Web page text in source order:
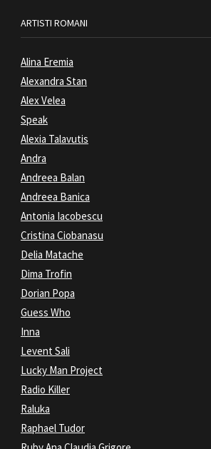
ARTISTI ROMANI
Alina Eremia
Alexandra Stan
Alex Velea
Speak
Alexia Talavutis
Andra
Andreea Balan
Andreea Banica
Antonia Iacobescu
Cristina Ciobanasu
Delia Matache
Dima Trofin
Dorian Popa
Guess Who
Inna
Levent Sali
Lucky Man Project
Radio Killer
Raluka
Raphael Tudor